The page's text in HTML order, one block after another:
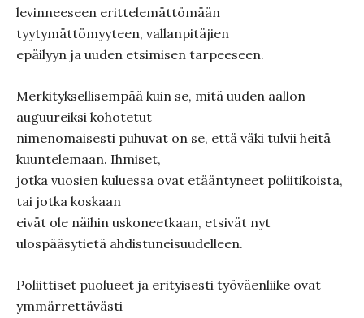
levinneeseen erittelemättömään
tyytymättömyyteen, vallanpitäjien
epäilyyn ja uuden etsimisen tarpeeseen.
Merkityksellisempää kuin se, mitä uuden aallon
auguureiksi kohotetut
nimenomaisesti puhuvat on se, että väki tulvii heitä
kuuntelemaan. Ihmiset,
jotka vuosien kuluessa ovat etääntyneet poliitikoista,
tai jotka koskaan
eivät ole näihin uskoneetkaan, etsivät nyt
ulospääsytietä ahdistuneisuudelleen.
Poliittiset puolueet ja erityisesti työväenliike ovat
ymmärrettävästi